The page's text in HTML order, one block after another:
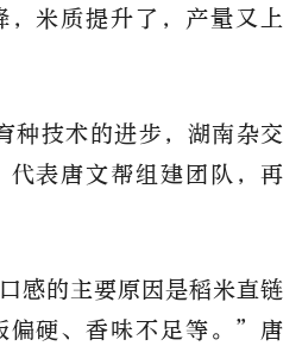
米质提升了，产量又上
种技术的进步，湖南杂交
表唐文帮组建团队，再
感的主要原因是稻米直链
偏硬、香味不足等。”唐